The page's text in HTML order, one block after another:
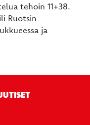
tehoin 11+38.
Ruotsin
ja